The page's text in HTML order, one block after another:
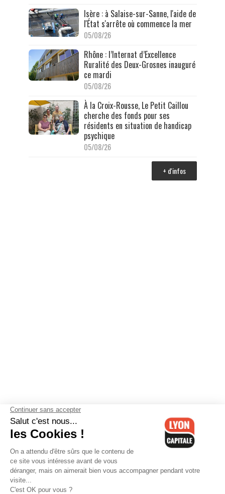
Isère : à Salaise-sur-Sanne, l'aide de
l'État s'arrête où commence la mer
05/08/26
Rhône : l’Internat d’Excellence
Ruralité des Deux-Grosnes inauguré
ce mardi
05/08/26
À la Croix-Rousse, Le Petit Caillou
cherche des fonds pour ses
résidents en situation de handicap
psychique
05/08/26
+ d'infos